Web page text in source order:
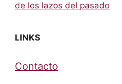
de los lazos del pasado
LINKS
Contacto